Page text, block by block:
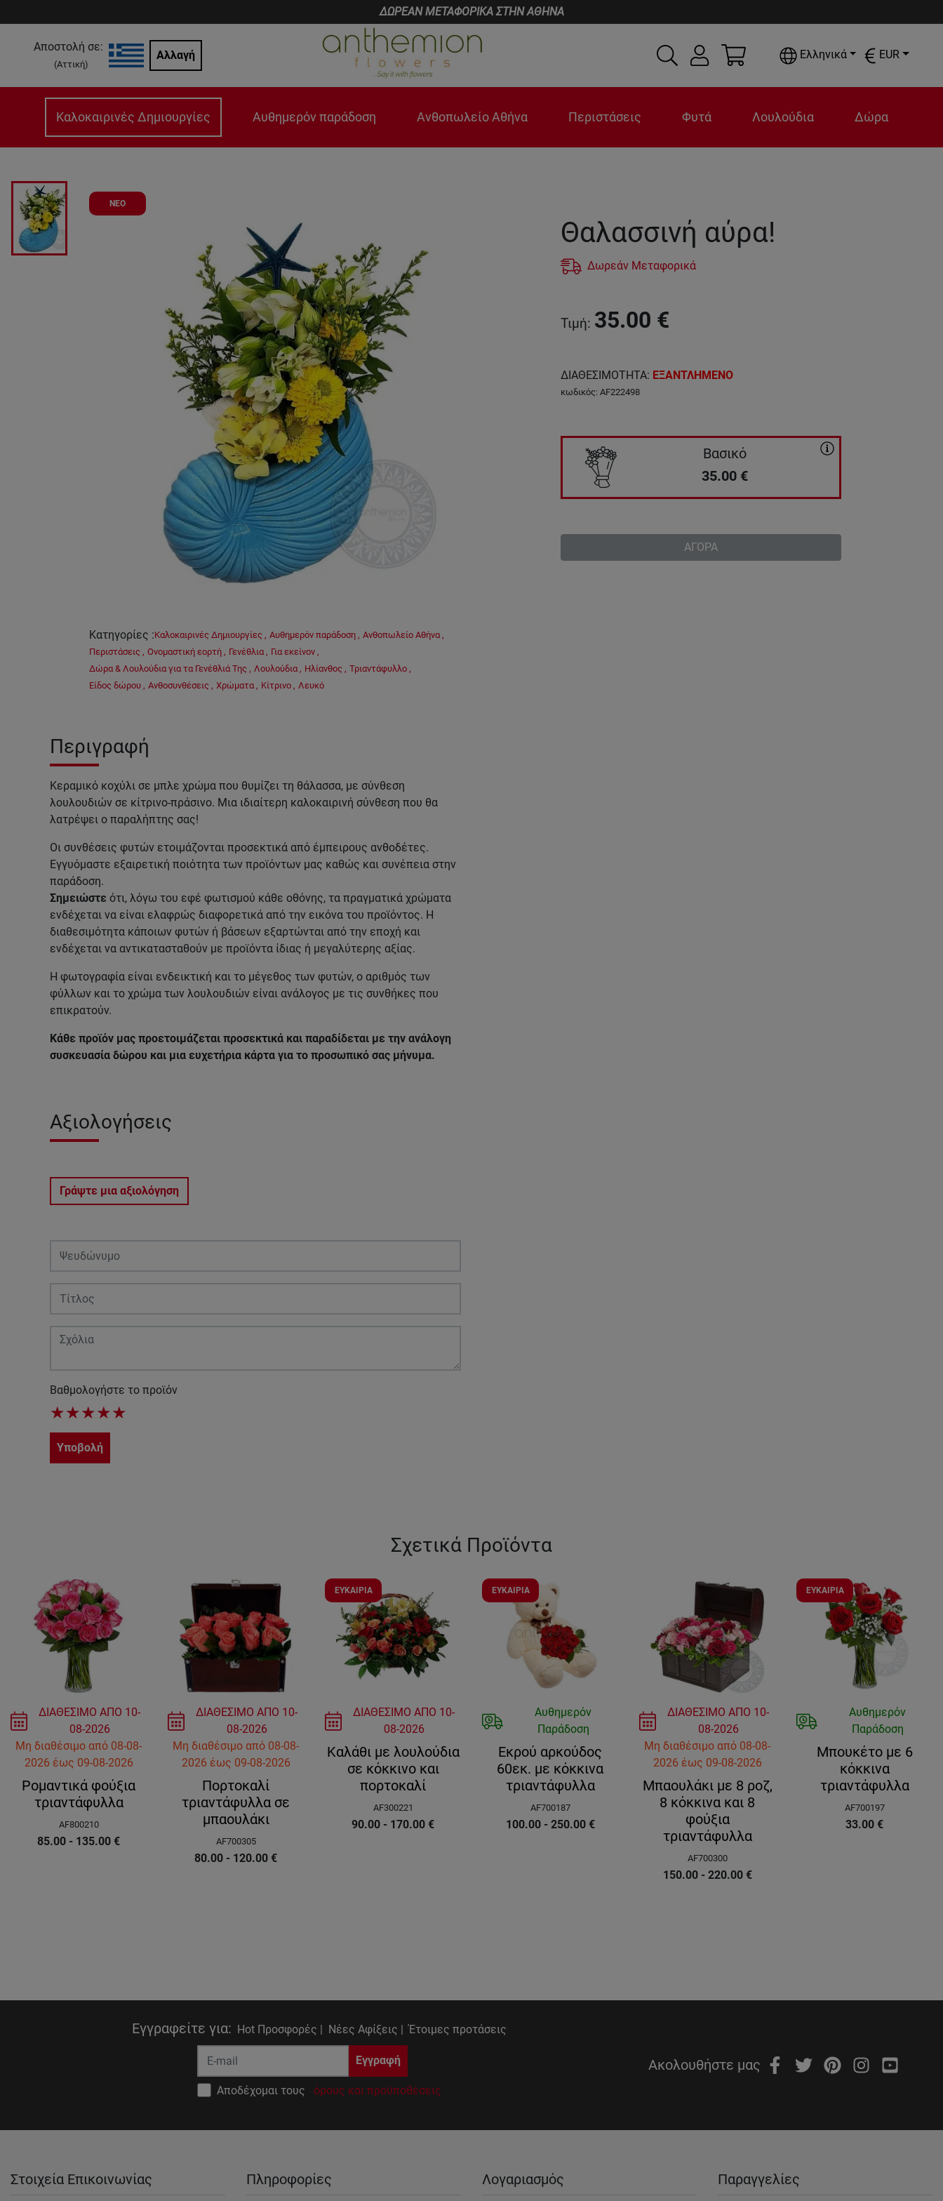
ΔΩΡΕΑΝ ΜΕΤΑΦΟΡΙΚΑ ΣΤΗΝ ΑΘΗΝΑ
Αποστολή σε:
(Αττική)
Αλλαγή Ελληνικά EUR
Καλοκαιρινές Δημιουργίες Αυθημερόν παράδοση Ανθοπωλείο Αθήνα Περιστάσεις Φυτά Λουλούδια Δώρα
ΝΕΟ
Κατηγορίες :Καλοκαιρινές Δημιουργίες , Αυθημερόν παράδοση , Ανθοπωλείο Αθήνα ,
Περιστάσεις , Ονομαστική εορτή , Γενέθλια , Για εκείνον ,
Δώρα & Λουλούδια για τα Γενέθλιά Της , Λουλούδια , Ηλίανθος , Τριαντάφυλλο ,
Είδος δώρου , Ανθοσυνθέσεις , Χρώματα , Κίτρινο , Λευκό
Περιγραφή
Κεραμικό κοχύλι σε μπλε χρώμα που θυμίζει τη θάλασσα, με σύνθεση
λουλουδιών σε κίτρινο-πράσινο. Μια ιδιαίτερη καλοκαιρινή σύνθεση που θα
λατρέψει ο παραλήπτης σας!
Οι συνθέσεις φυτών ετοιμάζονται προσεκτικά από έμπειρους ανθοδέτες.
Εγγυόμαστε εξαιρετική ποιότητα των προϊόντων μας καθώς και συνέπεια στην
παράδοση.
Σημειώστε ότι, λόγω του εφέ φωτισμού κάθε οθόνης, τα πραγματικά χρώματα
ενδέχεται να είναι ελαφρώς διαφορετικά από την εικόνα του προϊόντος. Η
διαθεσιμότητα κάποιων φυτών ή βάσεων εξαρτώνται από την εποχή και
ενδέχεται να αντικατασταθούν με προϊόντα ίδιας ή μεγαλύτερης αξίας.
Η φωτογραφία είναι ενδεικτική και το μέγεθος των φυτών, ο αριθμός των
φύλλων και το χρώμα των λουλουδιών είναι ανάλογος με τις συνθήκες που
επικρατούν.
Κάθε προϊόν μας προετοιμάζεται προσεκτικά και παραδίδεται με την ανάλογη
συσκευασία δώρου και μια ευχετήρια κάρτα για το προσωπικό σας μήνυμα.
Αξιολογήσεις
Γράψτε μια αξιολόγηση
Βαθμολογήστε το προϊόν
★★★★★
Υποβολή
Θαλασσινή αύρα!
Δωρεάν Μεταφορικά
Τιμή: 35.00 €
ΔΙΑΘΕΣΙΜΟΤΗΤΑ: ΕΞΑΝΤΛΗΜΕΝΟ
κωδικός: AF222498
Βασικό
35.00 €
ΑΓΟΡΑ
Σχετικά Προϊόντα
ΔΙΑΘΕΣΙΜΟ ΑΠΟ 10-
08-2026
Μη διαθέσιμο από 08-08-
2026 έως 09-08-2026
Ρομαντικά φούξια
τριαντάφυλλα
AF800210
85.00 - 135.00 €
ΔΙΑΘΕΣΙΜΟ ΑΠΟ 10-
08-2026
Μη διαθέσιμο από 08-08-
2026 έως 09-08-2026
Πορτοκαλί
τριαντάφυλλα σε
μπαουλάκι
AF700305
80.00 - 120.00 €
ΕΥΚΑΙΡΙΑ
ΔΙΑΘΕΣΙΜΟ ΑΠΟ 10-
08-2026
Καλάθι με λουλούδια
σε κόκκινο και
πορτοκαλί
AF300221
90.00 - 170.00 €
ΕΥΚΑΙΡΙΑ
Αυθημερόν
Παράδοση
Εκρού αρκούδος
60εκ. με κόκκινα
τριαντάφυλλα
AF700187
100.00 - 250.00 €
ΔΙΑΘΕΣΙΜΟ ΑΠΟ 10-
08-2026
Μη διαθέσιμο από 08-08-
2026 έως 09-08-2026
Μπαουλάκι με 8 ροζ,
8 κόκκινα και 8
φούξια
τριαντάφυλλα
AF700300
150.00 - 220.00 €
ΕΥΚΑΙΡΙΑ
Αυθημερόν
Παράδοση
Μπουκέτο με 6
κόκκινα
τριαντάφυλλα
AF700197
33.00 €
Εγγραφείτε για: Hot Προσφορές | Νέες Αφίξεις | Έτοιμες προτάσεις
Εγγραφή
Αποδέχομαι τους όρους και προϋποθέσεις
Ακολουθήστε μας
Στοιχεία Επικοινωνίας Πληροφορίες Λογαριασμός Παραγγελίες